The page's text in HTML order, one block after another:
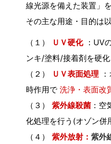
線光源を備えた装置」を
その主な用途・目的は
（１） ＵＶ硬化 ：UV
ンキ/塗料/接着剤を硬
（２）
ＵＶ表面処理
時作用で洗浄・表面改
（３）紫外線殺菌 ：
化処理を行う(オゾン併
（４）紫外放射：紫外